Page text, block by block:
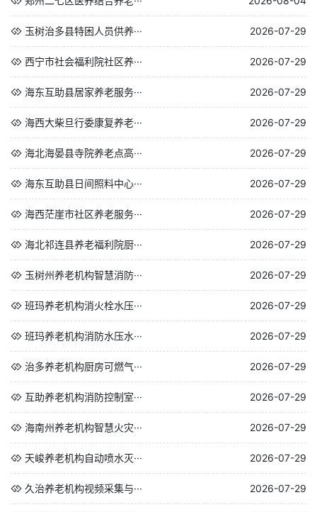
玉树治多县特困人员供养··· 2026-07-29
西宁市社会福利院社区养··· 2026-07-29
海东互助县居家养老服务··· 2026-07-29
海西大柴旦行委康复养老··· 2026-07-29
海北海晏县寺院养老点高··· 2026-07-29
海东互助县日间照料中心··· 2026-07-29
海西茫崖市社区养老服务··· 2026-07-29
海北祁连县养老福利院厨··· 2026-07-29
玉树州养老机构智慧消防··· 2026-07-29
班玛养老机构消火栓水压··· 2026-07-29
班玛养老机构消防水压水··· 2026-07-29
治多养老机构厨房可燃气··· 2026-07-29
互助养老机构消防控制室··· 2026-07-29
海南州养老机构智慧火灾··· 2026-07-29
天峻养老机构自动喷水灭··· 2026-07-29
久治养老机构视频采集与··· 2026-07-29